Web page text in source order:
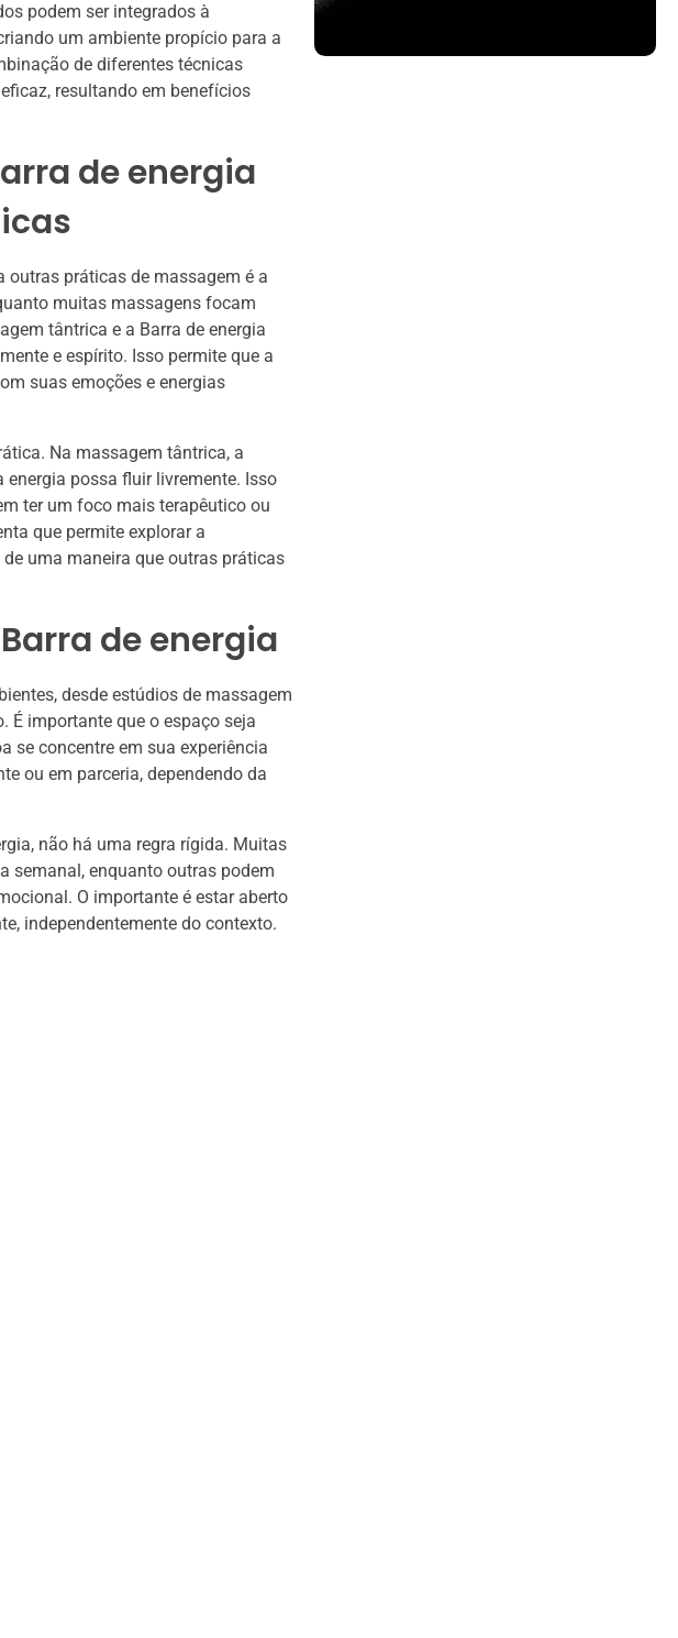
podem ser integrados à
um ambiente propício para a
de diferentes técnicas
resultando em benefícios
de energia
outras práticas de massagem é a
muitas massagens focam
tântrica e a Barra de energia
e espírito. Isso permite que a
suas emoções e energias
Na massagem tântrica, a
energia possa fluir livremente. Isso
ter um foco mais terapêutico ou
que permite explorar a
uma maneira que outras práticas
de energia
desde estúdios de massagem
É importante que o espaço seja
se concentre em sua experiência
ou em parceria, dependendo da
não há uma regra rígida. Muitas
semanal, enquanto outras podem
O importante é estar aberto
independentemente do contexto.